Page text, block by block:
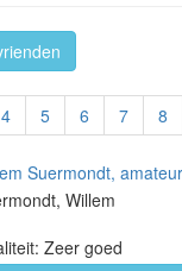
4 5 6 7 8
Suermondt,
Willem
Zeer goed